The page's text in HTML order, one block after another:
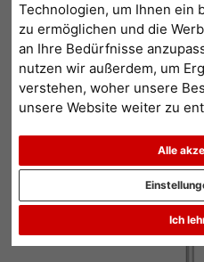
Technologien, um Ihnen ein
zu ermöglichen und die
an Ihre Bedürfnisse
nutzen wir außerdem, um
verstehen, woher unsere
unsere Website weiter zu
Alle
Ich